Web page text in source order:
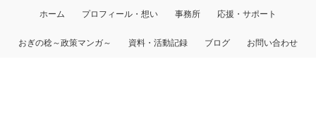
ホーム プロフィール・想い 事務所 応援・サポート
おぎの稔～政策マンガ～ 資料・活動記録 ブログ お問い合わせ